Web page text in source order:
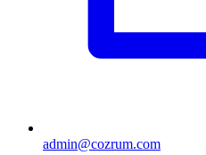
admin@cozrum.com